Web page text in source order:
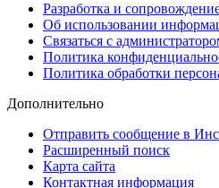
Разработка и
Об использовании
Связаться с
Политика
Политика обработки
Дополнительно
Отправить сообщение в
Расширенный поиск
Карта сайта
Контактная информация